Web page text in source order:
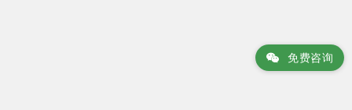
免费咨询